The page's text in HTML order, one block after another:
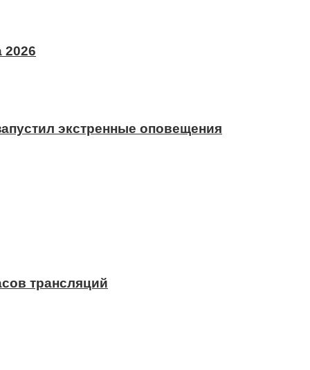
2026
экстренные оповещения
трансляций